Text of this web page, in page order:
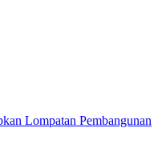
Lompatan Pembangunan